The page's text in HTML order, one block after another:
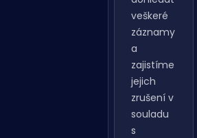
Pomůžeme
vám
dohledat
veškeré
záznamy
a
zajistíme
jejich